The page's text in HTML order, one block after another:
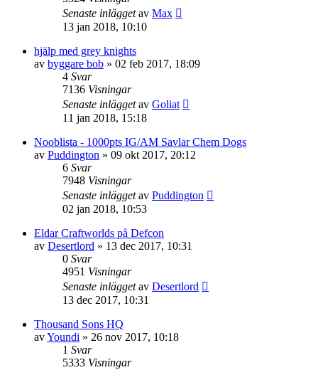
Senaste inläggetav Max
13 jan 2018, 10:10
hjälp med grey knights
av byggare bob » 02 feb 2017, 18:09
4 Svar
7136 Visningar
Senaste inläggetav Goliat
11 jan 2018, 15:18
Nooblista - 1000pts IG/AM Savlar Chem Dogs
av Puddington » 09 okt 2017, 20:12
6 Svar
7948 Visningar
Senaste inläggetav Puddington
02 jan 2018, 10:53
Eldar Craftworlds på Defcon
av Desertlord » 13 dec 2017, 10:31
0 Svar
4951 Visningar
Senaste inläggetav Desertlord
13 dec 2017, 10:31
Thousand Sons HQ
avYoundi » 26 nov 2017, 10:18
1 Svar
5333 Visningar